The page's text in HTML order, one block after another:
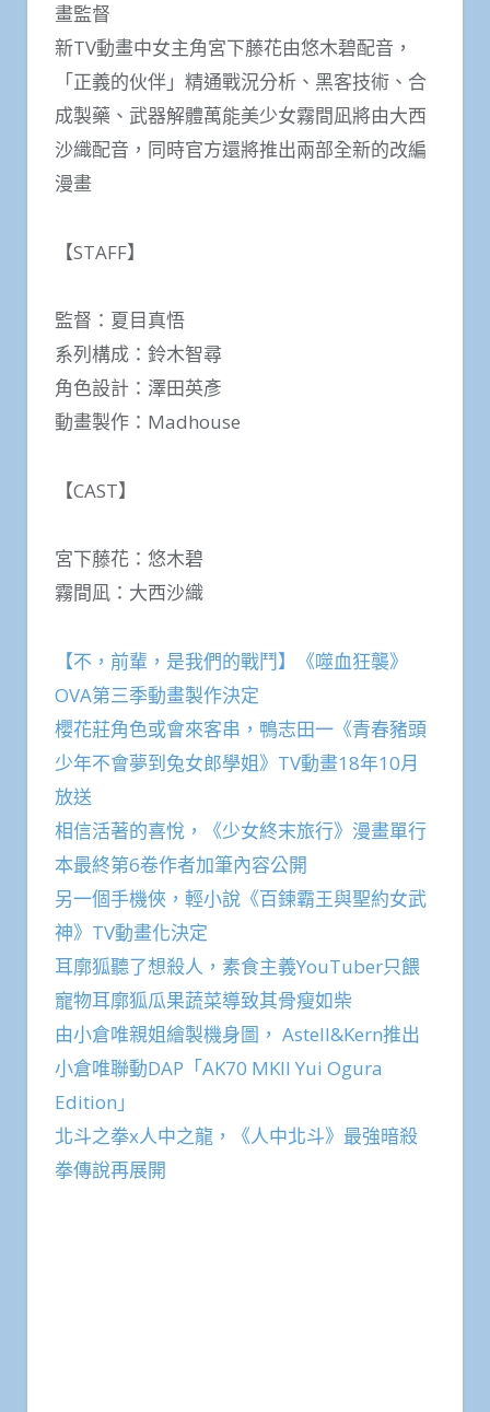
畫監督
新TV動畫中女主角宮下藤花由悠木碧配音，
「正義的伙伴」精通戰況分析、黑客技術、合
成製藥、武器解體萬能美少女霧間凪將由大西
沙織配音，同時官方還將推出兩部全新的改編
漫畫
【STAFF】
監督：夏目真悟
系列構成：鈴木智尋
角色設計：澤田英彥
動畫製作：Madhouse
【CAST】
宮下藤花：悠木碧
霧間凪：大西沙織
【不，前輩，是我們的戰鬥】《噬血狂襲》
OVA第三季動畫製作決定
櫻花莊角色或會來客串，鴨志田一《青春豬頭
少年不會夢到兔女郎學姐》TV動畫18年10月
放送
相信活著的喜悅，《少女終末旅行》漫畫單行
本最終第6卷作者加筆內容公開
另一個手機俠，輕小說《百鍊霸王與聖約女武
神》TV動畫化決定
耳廓狐聽了想殺人，素食主義YouTuber只餵
寵物耳廓狐瓜果蔬菜導致其骨瘦如柴
由小倉唯親姐繪製機身圖， Astell&Kern推出
小倉唯聯動DAP「AK70 MKII Yui Ogura
Edition」
北斗之拳x人中之龍，《人中北斗》最強暗殺
拳傳說再展開